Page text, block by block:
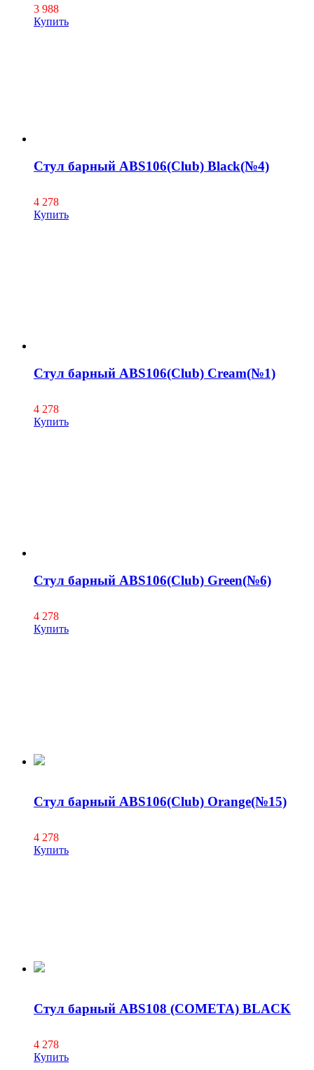
3 988
Купить
Стул барный ABS106(Club) Black(№4)
4 278
Купить
Стул барный ABS106(Club) Cream(№1)
4 278
Купить
Стул барный ABS106(Club) Green(№6)
4 278
Купить
Стул барный ABS106(Club) Orange(№15)
4 278
Купить
Стул барный ABS108 (COMETA) BLACK
4 278
Купить